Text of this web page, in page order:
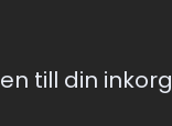
till din inkorg